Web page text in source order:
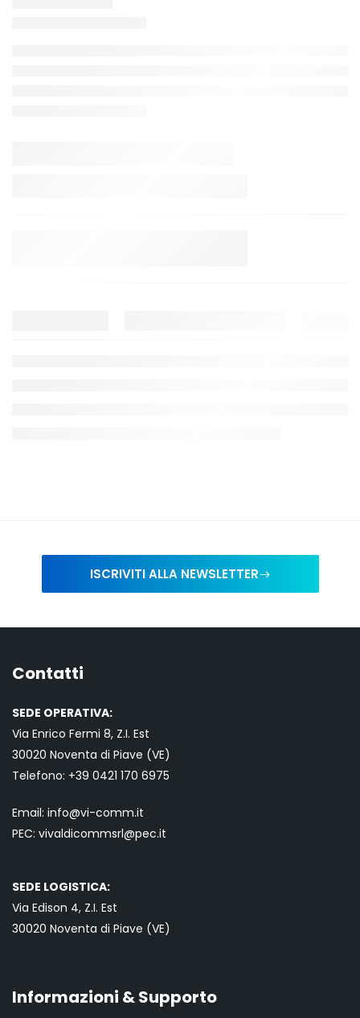
ISCRIVITI ALLA NEWSLETTER
Contatti
SEDE OPERATIVA:
Via Enrico Fermi 8, Z.I. Est
30020 Noventa di Piave (VE)
Telefono: +39 0421 170 6975
Email: info@vi-comm.it
PEC: vivaldicommsrl@pec.it
SEDE LOGISTICA:
Via Edison 4, Z.I. Est
30020 Noventa di Piave (VE)
Informazioni & Supporto